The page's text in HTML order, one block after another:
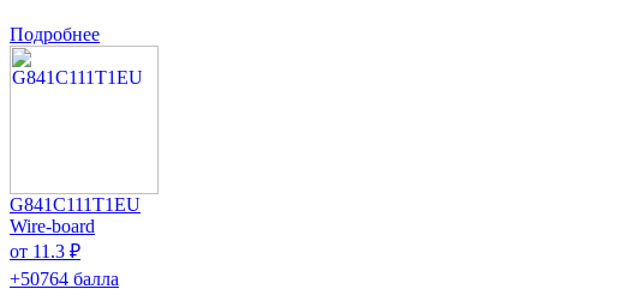
Подробнее
G841C111T1EU
Wire-board
от 11.3 ₽
+50764 балла